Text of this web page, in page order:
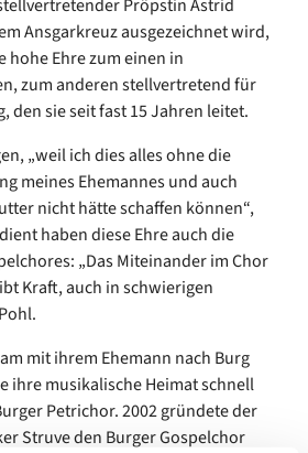
Pröpstin Astrid
Ansgarkreuz ausgezeichnet wird,
hohe Ehre zum einen in
zum anderen stellvertretend für
den sie seit fast 15 Jahren leitet.
„weil ich dies alles ohne die
meines Ehemannes und auch
nicht hätte schaffen können“,
haben diese Ehre auch die
„Das Miteinander im Chor
Kraft, auch in schwierigen
mit ihrem Ehemann nach Burg
ihre musikalische Heimat schnell
Petrichor. 2002 gründete der
Struve den Burger Gospelchor